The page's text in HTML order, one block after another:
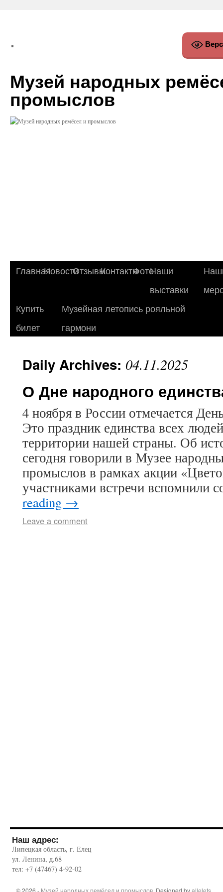
Музей народных
промыслов
ГлавнаяНовостиОтзывыКонтактыФотоНаши
выставки
Купить
билет
Музейная летопись рояльной
гармони
Daily Archives: 04.11.2025
О Дне народного
4 ноября в России отмечается
Это праздник единства всех
территории нашей страны. Об
сегодня говорили в Музее
промыслов в рамках акции
участниками встречи вспомнили
reading →
Leave a comment
Наш адрес:
Липецкая область, г. Елец
ул. Ленина, д.68
тел: +7 (47467) 4-92-02
© 2026 - Музей народных ремёсел и промыслов . Designed byallelets